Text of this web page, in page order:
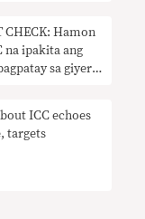
CHECK: Hamon
na ipakita ang
sa giyera
ICC echoes
targets